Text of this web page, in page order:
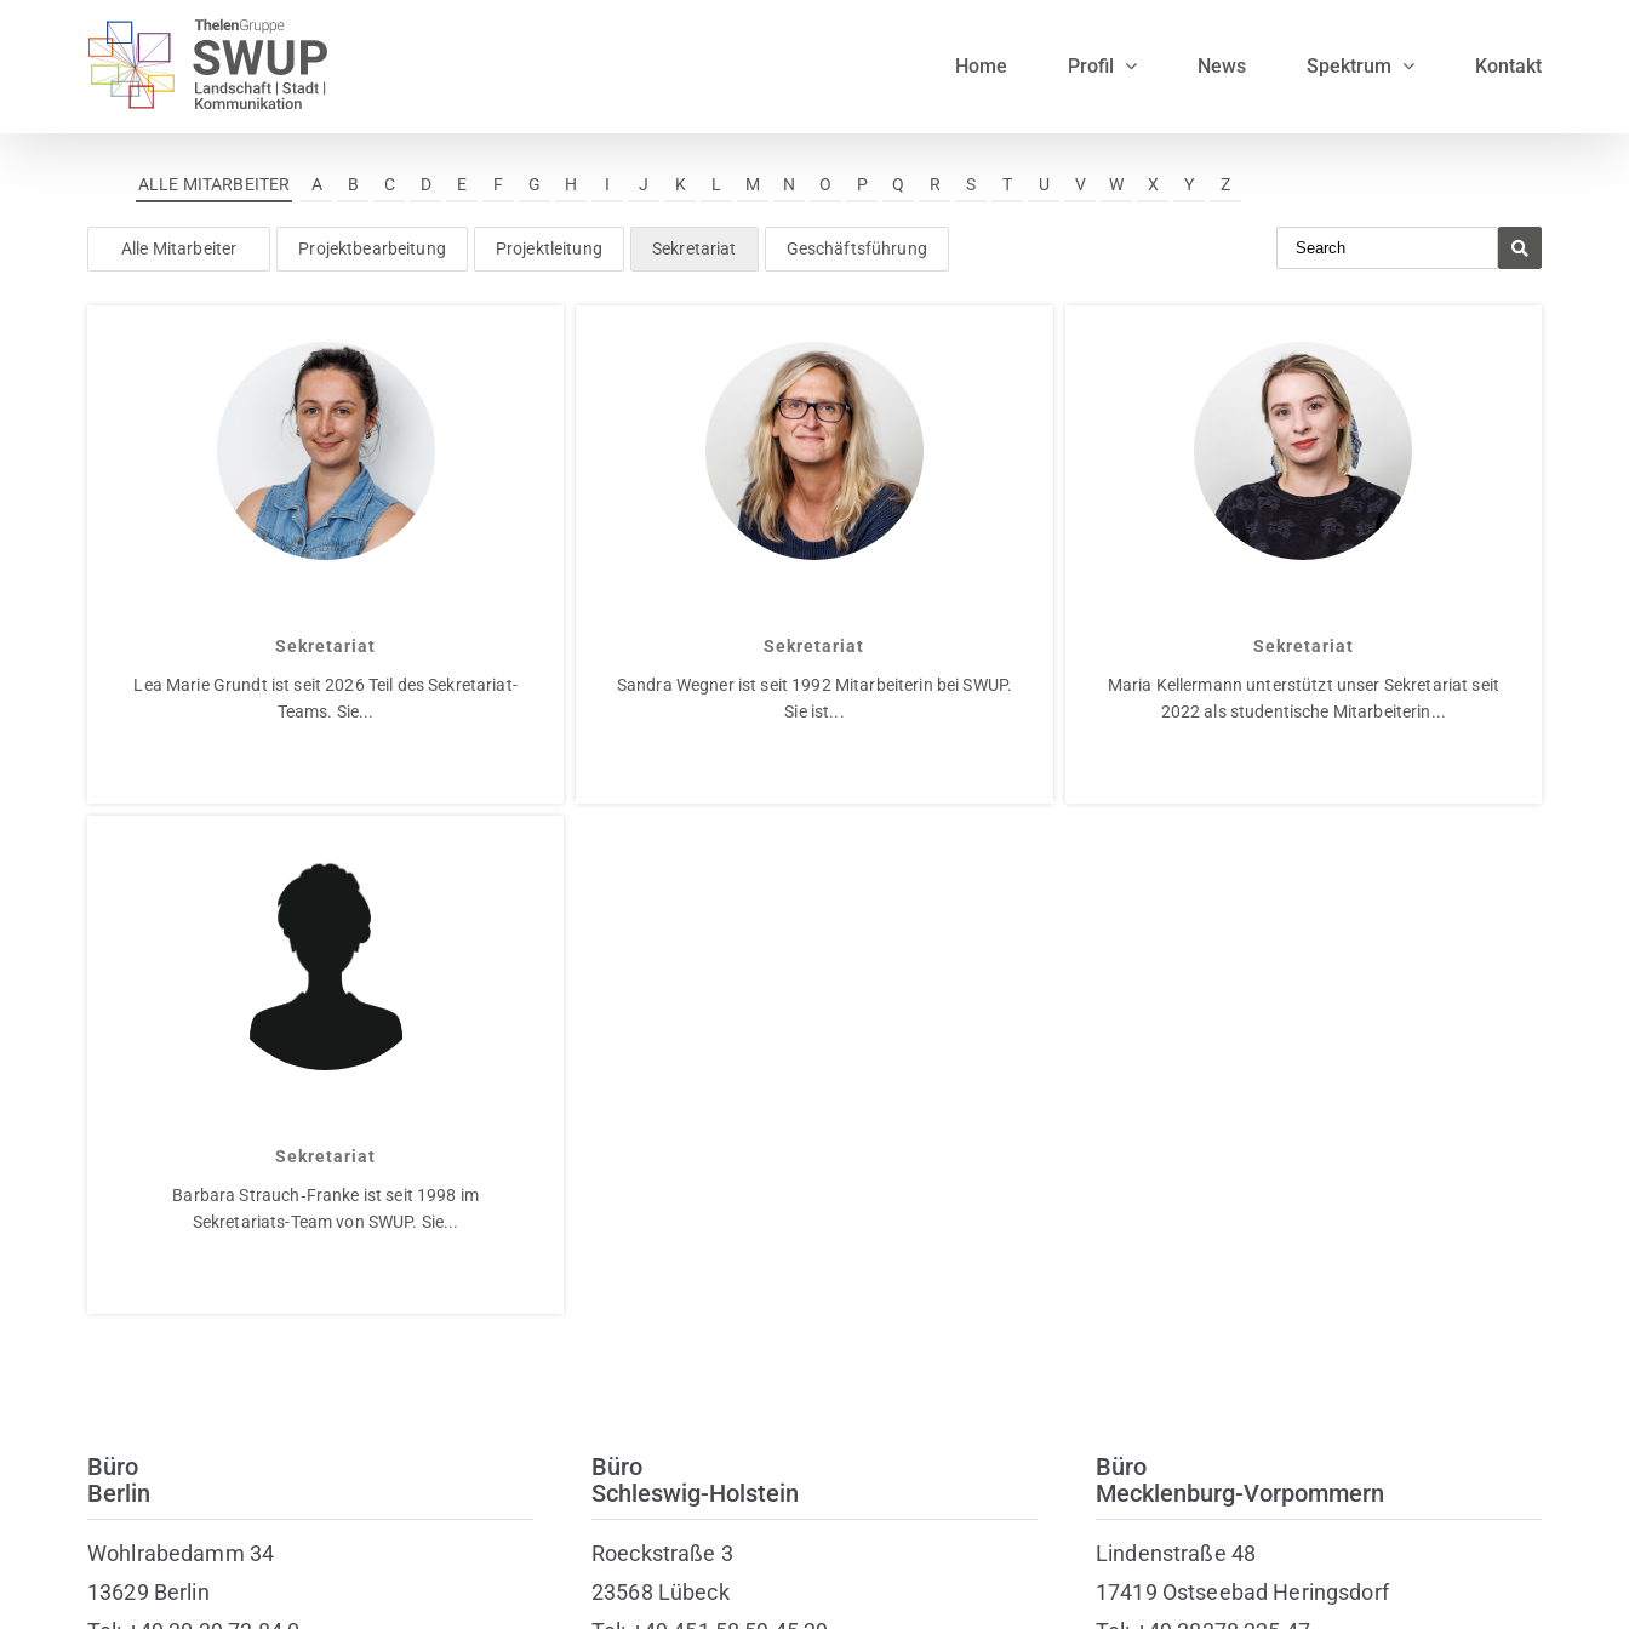
Home Profil News Spektrum Kontakt
ALLE MITARBEITER A B C D E F G H I J K L M N O P Q R S T U V W X Y Z
Alle Mitarbeiter Projektbearbeitung Projektleitung Sekretariat Geschäftsführung
Sekretariat
Lea Marie Grundt ist seit 2026 Teil des Sekretariat-
Teams. Sie...
Sekretariat
Sandra Wegner ist seit 1992 Mitarbeiterin bei SWUP.
Sie ist...
Sekretariat
Maria Kellermann unterstützt unser Sekretariat seit
2022 als studentische Mitarbeiterin...
Sekretariat
Barbara Strauch‑Franke ist seit 1998 im
Sekretariats-Team von SWUP. Sie...
Büro
Berlin
Wohlrabedamm 34
13629 Berlin
Büro
Schleswig-Holstein
Roeckstraße 3
23568 Lübeck
Büro
Mecklenburg-Vorpommern
Lindenstraße 48
17419 Ostseebad Heringsdorf